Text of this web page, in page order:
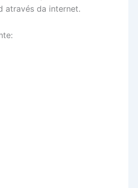
através da internet.